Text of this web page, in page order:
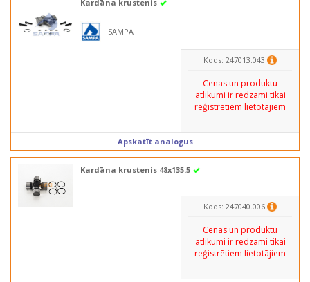
Kardāna krustenis
SAMPA
Kods: 247013.043
Cenas un produktu
atlikumi ir redzami tikai
reģistrētiem lietotājiem
Apskatīt analogus
Kardāna krustenis 48x135.5
Kods: 247040.006
Cenas un produktu
atlikumi ir redzami tikai
reģistrētiem lietotājiem